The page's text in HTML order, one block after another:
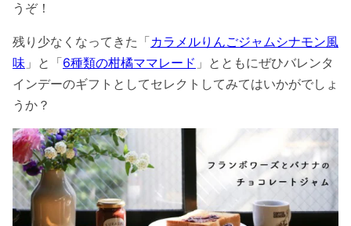
うぞ！
残り少なくなってきた「カラメルりんごジャムシナモン風
味 」と「6種類の柑橘ママレード 」とともにぜひバレンタ
インデーのギフトとしてセレクトしてみてはいかがでしょ
うか？